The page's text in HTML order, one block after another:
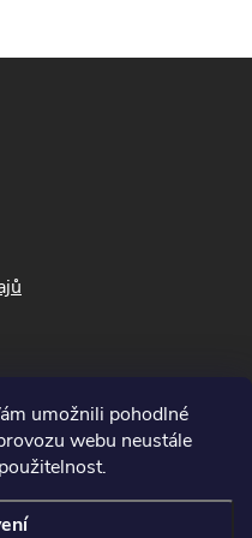
umožnili pohodlné
webu neustále